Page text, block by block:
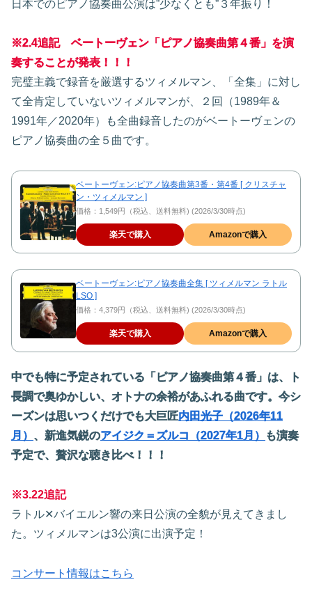
日本でのピアノ協奏曲公演は”少なくとも”３年振り！
※2.4追記 ベートーヴェン「ピアノ協奏曲第４番」を演
奏することが発表！！！
完璧主義で録音を厳選するツィメルマン、「全集」に対し
て全肯定していないツィメルマンが、２回（1989年＆
1991年／2020年）も全曲録音したのがベートーヴェンの
ピアノ協奏曲の全５曲です。
ベートーヴェン:ピアノ協奏曲第3番・第4番 [ クリスチャ
ン・ツィメルマン ]
価格：1,549円（税込、送料無料) (2026/3/30時点)
楽天で購入 Amazonで購入
ベートーヴェン:ピアノ協奏曲全集 [ ツィメルマン ラトル
LSO ]
価格：4,379円（税込、送料無料) (2026/3/30時点)
楽天で購入 Amazonで購入
中でも特に予定されている「ピアノ協奏曲第４番」は、ト
長調で奥ゆかしい、オトナの余裕があふれる曲です。今シ
ーズンは思いつくだけでも大巨匠内田光子（2026年11
月） 、新進気鋭のアイジク＝ズルコ（2027年1月）
も演奏
予定で、贅沢な聴き比べ！！！
※3.22追記
ラトル✕バイエルン響の来日公演の全貌が見えてきまし
た。ツィメルマンは3公演に出演予定！
コンサート情報はこちら